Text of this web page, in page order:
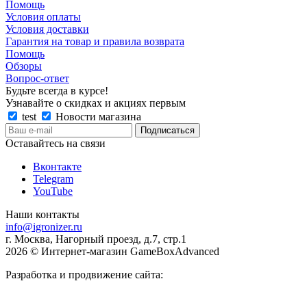
Помощь
Условия оплаты
Условия доставки
Гарантия на товар и правила возврата
Помощь
Обзоры
Вопрос-ответ
Будьте всегда в курсе!
Узнавайте о скидках и акциях первым
test
Новости магазина
Оставайтесь на связи
Вконтакте
Telegram
YouTube
Наши контакты
info@igronizer.ru
г. Москва, Нагорный проезд, д.7, стр.1
2026 © Интернет-магазин GameBoxAdvanced
Разработка и продвижение сайта: